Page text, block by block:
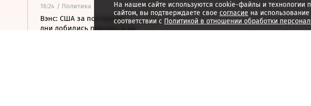
16:24 / Политика
Вэнс: США за последние
дни добились прогресса на
На нашем сайте используются cookie-файлы и технологии
сайтом, вы подтверждаете свое согласие на
соответствии с Политикой в отношении обработки